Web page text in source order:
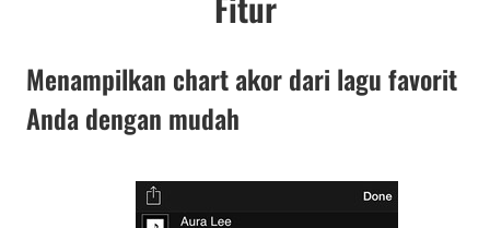
Menampilkan chart akor dari lagu favorit
Anda dengan mudah